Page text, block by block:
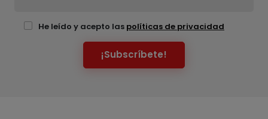
He leído y acepto las políticas de privacidad
¡Subscríbete!